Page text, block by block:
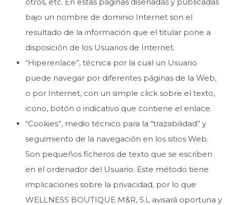
bajo un nombre de dominio Internet son el
resultado de la información que el titular pone a
disposición de los Usuarios de Internet.
“Hiperenlace”, técnica por la cual un Usuario
puede navegar por diferentes páginas de la Web,
o por Internet, con un simple click sobre el texto,
icono, botón o indicativo que contiene el enlace.
“Cookies”, medio técnico para la “trazabilidad” y
seguimiento de la navegación en los sitios Web.
Son pequeños ficheros de texto que se escriben
en el ordenador del Usuario. Este método tiene
implicaciones sobre la privacidad, por lo que
WELLNESS BOUTIQUE M&R, S.L avisará oportuna y